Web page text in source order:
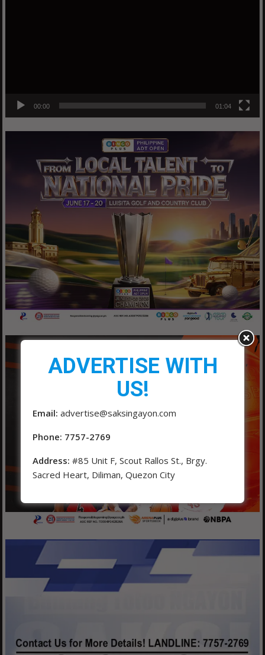
00:00 01:04
ADVERTISE WITH
US!
Email: advertise@saksingayon.com
Phone: 7757-2769
Address: #85 Unit F, Scout Rallos St., Brgy.
Sacred Heart, Diliman, Quezon City